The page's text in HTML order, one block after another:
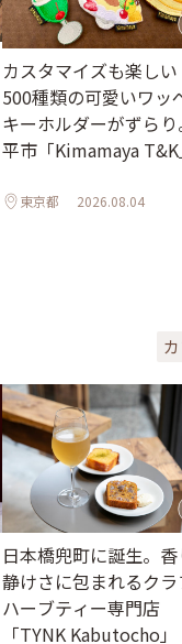
カスタマイズも楽し
500種類の可愛いワッ
キーホルダーがずら
平市「Kimamaya T&K
東京都 2026.08.04
日本橋兜町に誕生。香
静けさに包まれるクラ
ハーブティー専門店
「TYNK Kabutocho」